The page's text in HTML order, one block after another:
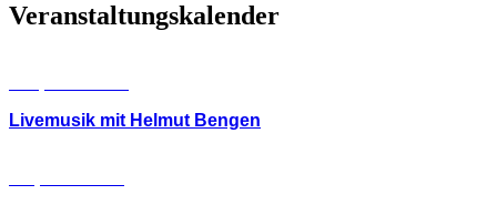
Veranstaltungskalender
Livemusik mit Helmut Bengen